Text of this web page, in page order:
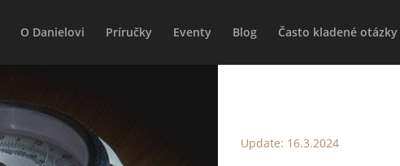
O Danielovi Príručky Eventy Blog Často kladené
Update: 16.3.2024